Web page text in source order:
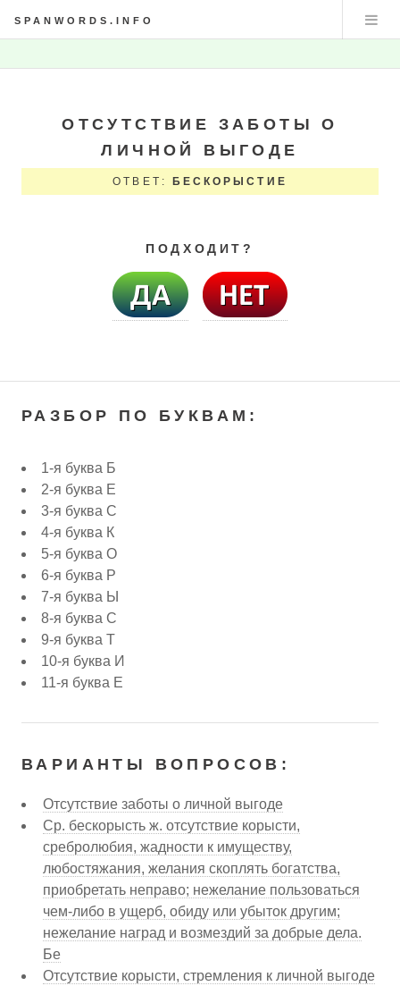
SPANWORDS.INFO
ОТСУТСТВИЕ ЗАБОТЫ О
ЛИЧНОЙ ВЫГОДЕ
ОТВЕТ: БЕСКОРЫСТИЕ
ПОДХОДИТ?
РАЗБОР ПО БУКВАМ:
1-я буква Б
2-я буква Е
3-я буква С
4-я буква К
5-я буква О
6-я буква Р
7-я буква Ы
8-я буква С
9-я буква Т
10-я буква И
11-я буква Е
ВАРИАНТЫ ВОПРОСОВ:
Отсутствие заботы о личной выгоде
Ср. бескорысть ж. отсутствие корысти,
сребролюбия, жадности к имуществу,
любостяжания, желания скоплять богатства,
приобретать неправо; нежелание пользоваться
чем-либо в ущерб, обиду или убыток другим;
нежелание наград и возмездий за добрые дела.
Бе
Отсутствие корысти, стремления к личной выгоде